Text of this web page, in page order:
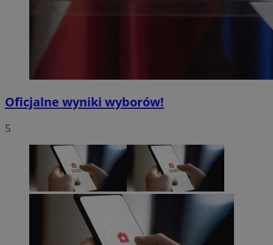
Oficjalne wyniki wyborów!
5